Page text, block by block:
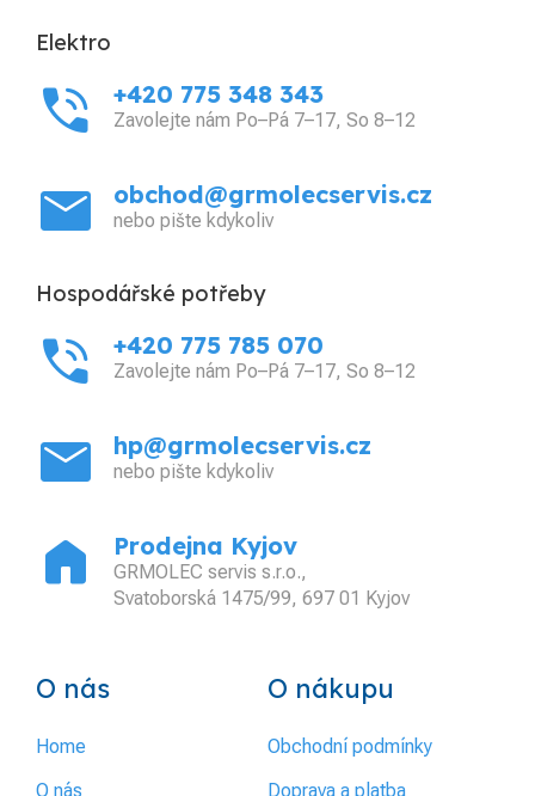
Elektro
phone_in_talk +420 775 348 343
Zavolejte nám Po–Pá 7–17, So 8–12
mail obchod@grmolecservis.cz
nebo pište kdykoliv
Hospodářské potřeby
phone_in_talk +420 775 785 070
Zavolejte nám Po–Pá 7–17, So 8–12
mail hp@grmolecservis.cz
nebo pište kdykoliv
home Prodejna Kyjov
GRMOLEC servis s.r.o.,
Svatoborská 1475/99, 697 01 Kyjov
O nás
Home
O nás
O nákupu
Obchodní podmínky
Doprava a platba